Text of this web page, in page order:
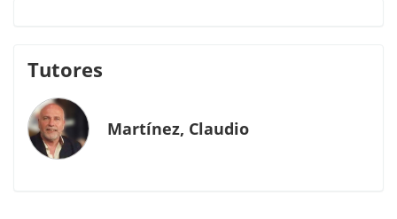
Tutores
Martínez, Claudio